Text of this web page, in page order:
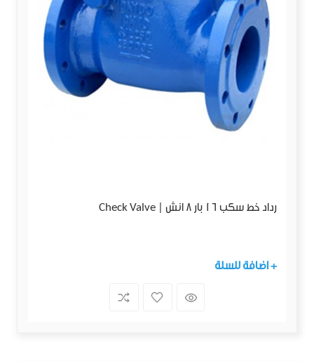
رداد خط سكب 16 بار 8 انش | Check Valve
+ اضافة للسلة